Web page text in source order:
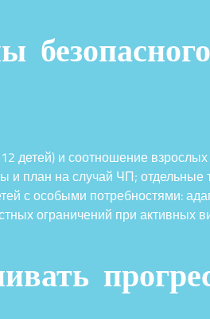
детей) и соотношение взрослых
и план на случай ЧП; отдельные
с особыми потребностями:
ограничений при активных